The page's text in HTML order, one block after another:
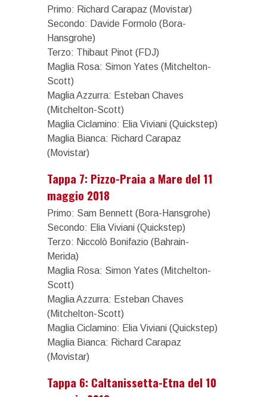
Primo: Richard Carapaz (Movistar)
Secondo: Davide Formolo (Bora-
Hansgrohe)
Terzo: Thibaut Pinot (FDJ)
Maglia Rosa: Simon Yates (Mitchelton-
Scott)
Maglia Azzurra: Esteban Chaves
(Mitchelton-Scott)
Maglia Ciclamino: Elia Viviani (Quickstep)
Maglia Bianca: Richard Carapaz
(Movistar)
Tappa 7: Pizzo-Praia a Mare del 11
maggio 2018
Primo: Sam Bennett (Bora-Hansgrohe)
Secondo: Elia Viviani (Quickstep)
Terzo: Niccolò Bonifazio (Bahrain-
Merida)
Maglia Rosa: Simon Yates (Mitchelton-
Scott)
Maglia Azzurra: Esteban Chaves
(Mitchelton-Scott)
Maglia Ciclamino: Elia Viviani (Quickstep)
Maglia Bianca: Richard Carapaz
(Movistar)
Tappa 6: Caltanissetta-Etna del 10